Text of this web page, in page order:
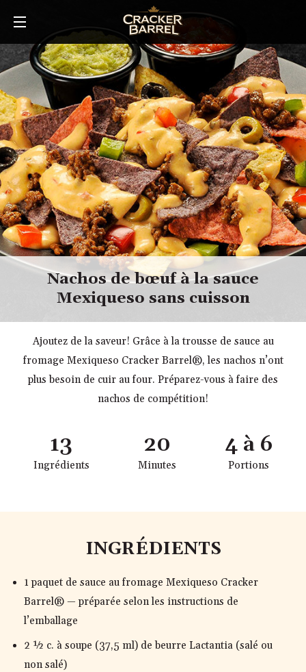
main
Nachos de bœuf à la sauce
Mexiqueso sans cuisson
Ajoutez de la saveur! Grâce à la trousse de sauce au
fromage Mexiqueso Cracker Barrel®, les nachos n’ont
plus besoin de cuir au four. Préparez-vous à faire des
nachos de compétition!
13
Ingrédients
20
Minutes
4 à 6
Portions
INGRÉDIENTS
1 paquet de sauce au fromage Mexiqueso Cracker
Barrel® — préparée selon les instructions de
l’emballage
2 ½ c. à soupe (37,5 ml) de beurre Lactantia (salé ou
non salé)